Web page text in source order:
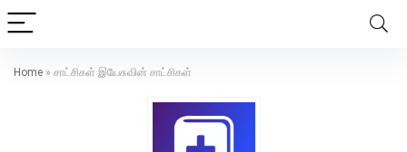
Home » சாட்சிகள் இயேசுவின் சாட்சிகள்